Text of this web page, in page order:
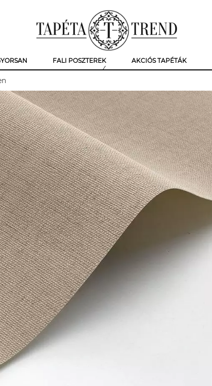
FALI POSZTEREK AKCIÓS TAPÉTÁK